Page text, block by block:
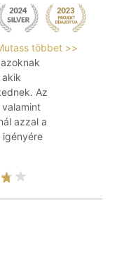
többet >>
Az
azzal a
igényére